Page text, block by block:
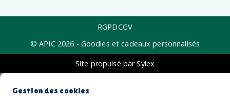
RGPDCGV
© APIC 2026 - Goodies et cadeaux personnalisés
Site propulsé par Sylex
Gestion des cookies